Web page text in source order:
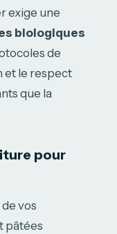
exige une
biologiques
de
et le respect
que la
pour
vos
pâtées